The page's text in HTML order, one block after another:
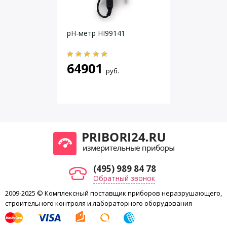
0 – 1999 мг/л
0 – 19,99 г/л
-5,0 – 105,0°С
0,00 – 20,00 мг/л
0 – 200,0%
Работа от батарей
4×1,5 В АА батарейки или
аккумуляторы до 150 часов
Прибор и разъемы IP67
180x80x55 мм, 0,4 кг
обработку персональных данных
рН-метр HI99141
64901 руб.
(495) 989 84 78
Обратный звонок
2009-2025 © Комплексный поставщик приборов неразрушающего,
строительного контроля и лабораторного оборудования